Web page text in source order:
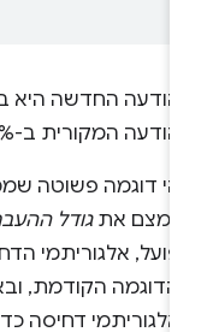
המקורית ב-72%. זו ירידה משמעותית!
דוגמה פשוטה
אתגודל ההעברה
אלגוריתמי
הקודמת,
דחיסה כדי